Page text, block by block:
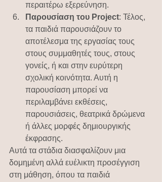
περαιτέρω εξερεύνηση.
Παρουσίαση του Project: Τέλος,
τα παιδιά παρουσιάζουν το
αποτέλεσμα της εργασίας τους
στους συμμαθητές τους, στους
γονείς, ή και στην ευρύτερη
σχολική κοινότητα. Αυτή η
παρουσίαση μπορεί να
περιλαμβάνει εκθέσεις,
παρουσιάσεις, θεατρικά δρώμενα
ή άλλες μορφές δημιουργικής
έκφρασης.
Αυτά τα στάδια διασφαλίζουν μια
δομημένη αλλά ευέλικτη προσέγγιση
στη μάθηση, όπου τα παιδιά